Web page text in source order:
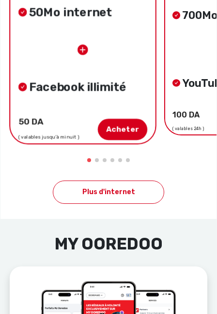
50Mo internet
Facebook illimité
50 DA
( valables jusqu’à minuit )
Acheter
100 DA
( valables 24h )
Plus d'internet
MY OOREDOO